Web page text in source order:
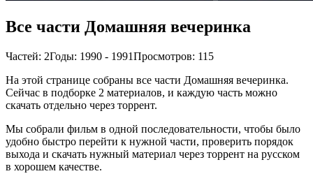
Все части Домашняя вечеринка
Частей: 2Годы: 1990 - 1991Просмотров: 115
На этой странице собраны все части Домашняя вечеринка.
Сейчас в подборке 2 материалов, и каждую часть можно
скачать отдельно через торрент.
Мы собрали фильм в одной последовательности, чтобы было
удобно быстро перейти к нужной части, проверить порядок
выхода и скачать нужный материал через торрент на русском
в хорошем качестве.